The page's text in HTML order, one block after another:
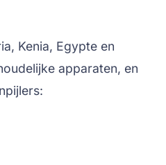
Kenia, Egypte en
apparaten, en